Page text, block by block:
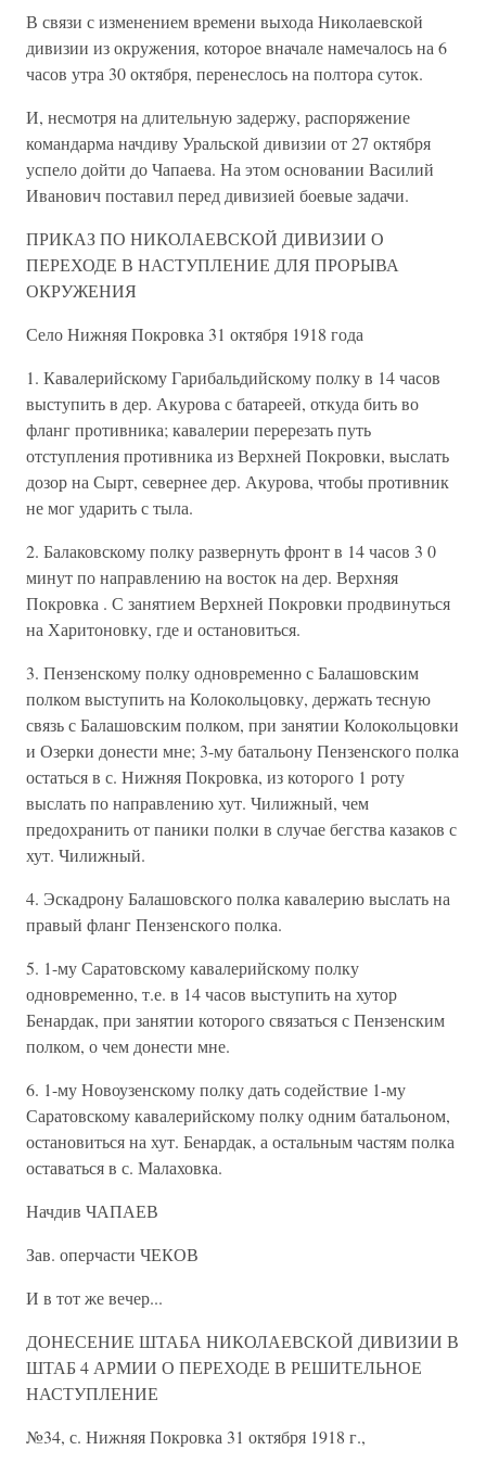
В связи с изменением времени выхода Николаевской
дивизии из окружения, которое вначале намечалось на 6
часов утра 30 октября, перенеслось на полтора суток.
И, несмотря на длительную задержу, распоряжение
командарма начдиву Уральской дивизии от 27 октября
успело дойти до Чапаева. На этом основании Василий
Иванович поставил перед дивизией боевые задачи.
ПРИКАЗ ПО НИКОЛАЕВСКОЙ ДИВИЗИИ О
ПЕРЕХОДЕ В НАСТУПЛЕНИЕ ДЛЯ ПРОРЫВА
ОКРУЖЕНИЯ
Село Нижняя Покровка 31 октября 1918 года
1. Кавалерийскому Гарибальдийскому полку в 14 часов
выступить в дер. Акурова с батареей, откуда бить во
фланг противника; кавалерии перерезать путь
отступления противника из Верхней Покровки, выслать
дозор на Сырт, севернее дер. Акурова, чтобы противник
не мог ударить с тыла.
2. Балаковскому полку развернуть фронт в 14 часов 3 0
минут по направлению на восток на дер. Верхняя
Покровка . С занятием Верхней Покровки продвинуться
на Харитоновку, где и остановиться.
3. Пензенскому полку одновременно с Балашовским
полком выступить на Колокольцовку, держать тесную
связь с Балашовским полком, при занятии Колокольцовки
и Озерки донести мне; 3-му батальону Пензенского полка
остаться в с. Нижняя Покровка, из которого 1 роту
выслать по направлению хут. Чилижный, чем
предохранить от паники полки в случае бегства казаков с
хут. Чилижный.
4. Эскадрону Балашовского полка кавалерию выслать на
правый фланг Пензенского полка.
5. 1-му Саратовскому кавалерийскому полку
одновременно, т.е. в 14 часов выступить на хутор
Бенардак, при занятии которого связаться с Пензенским
полком, о чем донести мне.
6. 1-му Новоузенскому полку дать содействие 1-му
Саратовскому кавалерийскому полку одним батальоном,
остановиться на хут. Бенардак, а остальным частям полка
оставаться в с. Малаховка.
Начдив ЧАПАЕВ
Зав. оперчасти ЧЕКОВ
И в тот же вечер...
ДОНЕСЕНИЕ ШТАБА НИКОЛАЕВСКОЙ ДИВИЗИИ В
ШТАБ 4 АРМИИ О ПЕРЕХОДЕ В РЕШИТЕЛЬНОЕ
НАСТУПЛЕНИЕ
№34, с. Нижняя Покровка 31 октября 1918 г.,